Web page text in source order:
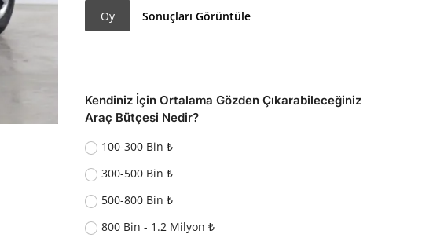
Oy Sonuçları Görüntüle
Kendiniz İçin Ortalama Gözden Çıkarabileceğiniz
Araç Bütçesi Nedir?
100-300 Bin ₺
300-500 Bin ₺
500-800 Bin ₺
800 Bin - 1.2 Milyon ₺